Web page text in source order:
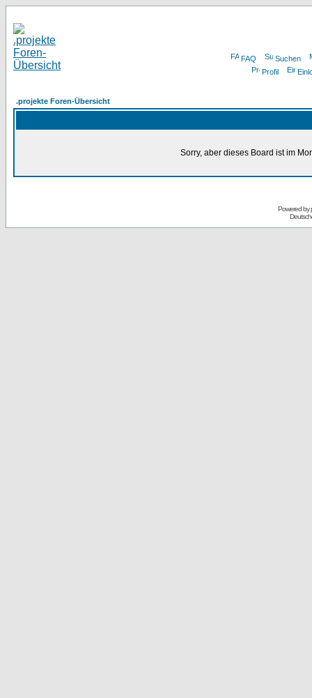
FAQ
Suchen
Profil
.projekte Foren-Übersicht
Sorry, aber dieses Board ist im
Powered by